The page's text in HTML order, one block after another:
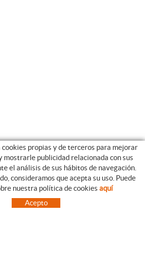
GUIA DE COMPRA
CONDICIONES DE COMPRA
PAGO
propias y de terceros para mejorar
mostrarle publicidad relacionada con sus
el análisis de sus hábitos de navegación.
consideramos que acepta su uso. Puede
nuestra política de cookies aquí
Acepto